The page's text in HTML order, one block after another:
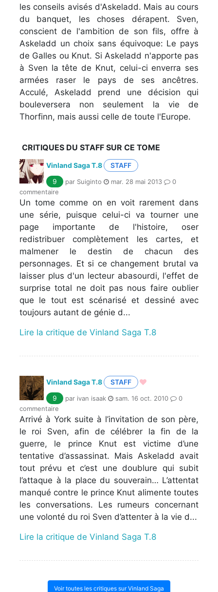
les conseils avisés d'Askeladd. Mais au cours
du banquet, les choses dérapent. Sven,
conscient de l'ambition de son fils, offre à
Askeladd un choix sans équivoque: Le pays
de Galles ou Knut. Si Askeladd n'apporte pas
à Sven la tête de Knut, celui-ci enverra ses
armées raser le pays de ses ancêtres.
Acculé, Askeladd prend une décision qui
bouleversera non seulement la vie de
Thorfinn, mais aussi celle de toute l'Europe.
CRITIQUES DU STAFF SUR CE TOME
Vinland Saga T.8
STAFF
9
par Suiginto mar. 28 mai 2013
0
commentaire
Un tome comme on en voit rarement dans
une série, puisque celui-ci va tourner une
page importante de l'histoire, oser
redistribuer complètement les cartes, et
malmener le destin de chacun des
personnages. Et si ce changement brutal va
laisser plus d'un lecteur abasourdi, l'effet de
surprise total ne doit pas nous faire oublier
que le tout est scénarisé et dessiné avec
toujours autant de génie d...
Lire la critique de Vinland Saga T.8
Vinland Saga T.8
STAFF
9
par ivan isaak sam. 16 oct. 2010
0
commentaire
Arrivé à York suite à l’invitation de son père,
le roi Sven, afin de célébrer la fin de la
guerre, le prince Knut est victime d’une
tentative d’assassinat. Mais Askeladd avait
tout prévu et c’est une doublure qui subit
l’attaque à la place du souverain… L’attentat
manqué contre le prince Knut alimente toutes
les conversations. Les rumeurs concernant
une volonté du roi Sven d’attenter à la vie d...
Lire la critique de Vinland Saga T.8
Voir toutes les critiques sur Vinland Saga